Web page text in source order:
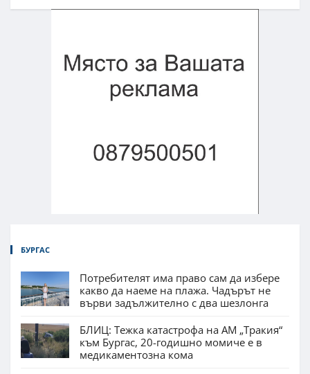
БУРГАС
Потребителят има право сам да избере
какво да наеме на плажа. Чадърът не
върви задължително с два шезлонга
БЛИЦ: Тежка катастрофа на АМ „Тракия“
към Бургас, 20-годишно момиче е в
медикаментозна кома